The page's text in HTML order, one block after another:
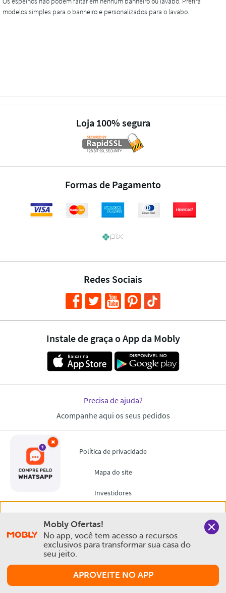
experiência na Mobly. Quando você navega no nosso site,
aceita esta condição
Política de Privacidade e Cookies
×
Mobly Ofertas!
No app, você tem acesso a recursos
exclusivos para transformar sua casa do
seu jeito.
APROVEITE NO APP